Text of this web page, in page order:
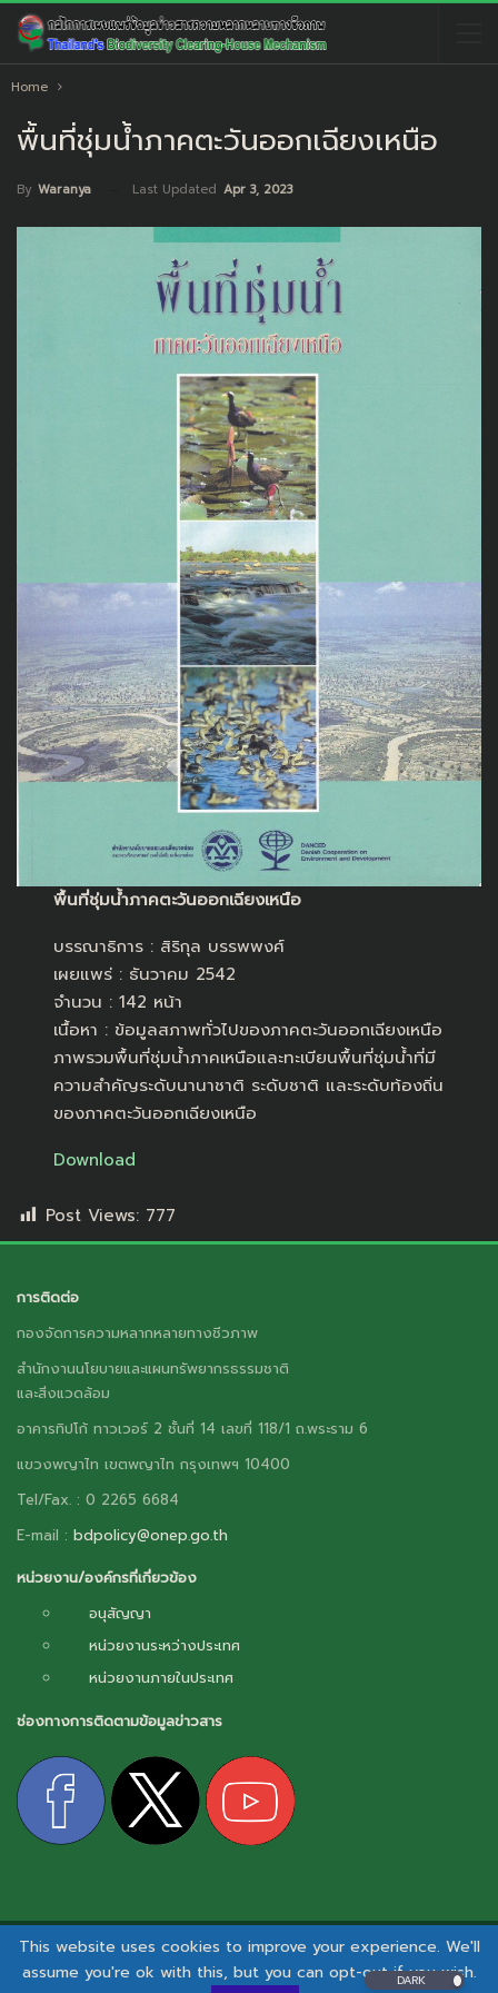
Home
พื้นที่ชุ่มน้ำภาคตะวันออกเฉียงเหนือ
By Waranya Last Updated Apr 3, 2023
พื้นที่ชุ่มน้ำภาคตะวันออกเฉียงเหนือ
บรรณาธิการ : สิริกุล บรรพพงศ์
เผยแพร่ : ธันวาคม 2542
จำนวน : 142 หน้า
เนื้อหา : ข้อมูลสภาพทั่วไปของภาคตะวันออกเฉียงเหนือ
ภาพรวมพื้นที่ชุ่มน้ำภาคเหนือและทะเบียนพื้นที่ชุ่มน้ำที่มี
ความสำคัญระดับนานาชาติ ระดับชาติ และระดับท้องถิ่น
ของภาคตะวันออกเฉียงเหนือ
Download
Post Views: 777
การติดต่อ
กองจัดการความหลากหลายทางชีวภาพ
สำนักงานนโยบายและแผนทรัพยากรธรรมชาติ
และสิ่งแวดล้อม
อาคารทิปโก้ ทาวเวอร์ 2 ชั้นที่ 14 เลขที่ 118/1 ถ.พระราม 6
แขวงพญาไท เขตพญาไท กรุงเทพฯ 10400
Tel/Fax. : 0 2265 6684
E-mail : bdpolicy@onep.go.th
หน่วยงาน/องค์กรที่เกี่ยวข้อง
อนุสัญญา
หน่วยงานระหว่างประเทศ
หน่วยงานภายในประเทศ
ช่องทางการติดตามข้อมูลข่าวสาร
สงวนลิขสิทธิ์ © 2026 - กลไกการเผยแพร่ข้อมูลข่าวสารความหลากหลายทางชีวภาพ.
นโยบายและแนวปฏิบัติด้านสารสนเทศ|นโยบายคุ้มครองข้อมูลส่วนบุคคลIนโยบายคุกกี้
This website uses cookies to improve your experience. We'll
assume you're ok with this, but you can opt-out if you wish.
DARK